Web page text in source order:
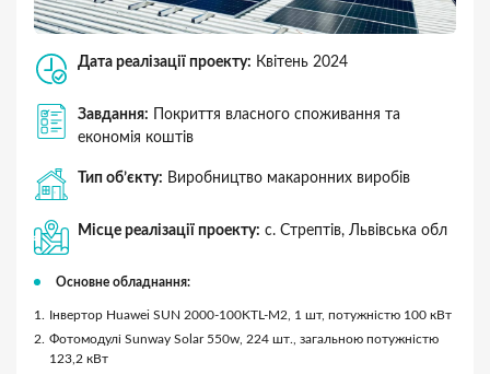
Дата реалізації проекту: Квітень 2024
Завдання: Покриття власного споживання та
економія коштів
Тип об’єкту: Виробництво макаронних виробів
Місце реалізації проекту: с. Стрептів, Львівська обл
Основне обладнання:
Інвертор Huawei SUN 2000-100KTL-M2, 1 шт, потужністю 100 кВт
Фотомодулі Sunway Solar 550w, 224 шт., загальною потужністю
123,2 кВт